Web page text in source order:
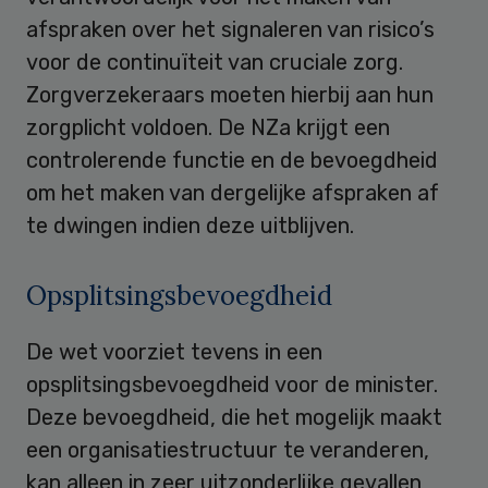
afspraken over het signaleren van risico’s
voor de continuïteit van cruciale zorg.
Zorgverzekeraars moeten hierbij aan hun
zorgplicht voldoen. De NZa krijgt een
controlerende functie en de bevoegdheid
om het maken van dergelijke afspraken af
te dwingen indien deze uitblijven.
Opsplitsingsbevoegdheid
De wet voorziet tevens in een
opsplitsingsbevoegdheid voor de minister.
Deze bevoegdheid, die het mogelijk maakt
een organisatiestructuur te veranderen,
kan alleen in zeer uitzonderlijke gevallen